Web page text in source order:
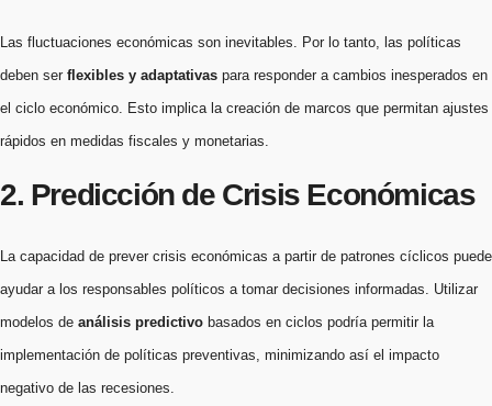
Las fluctuaciones económicas son inevitables. Por lo tanto, las políticas
deben ser flexibles y adaptativas para responder a cambios inesperados en
el ciclo económico. Esto implica la creación de marcos que permitan ajustes
rápidos en medidas fiscales y monetarias.
2. Predicción de Crisis Económicas
La capacidad de prever crisis económicas a partir de patrones cíclicos puede
ayudar a los responsables políticos a tomar decisiones informadas. Utilizar
modelos de análisis predictivo basados en ciclos podría permitir la
implementación de políticas preventivas, minimizando así el impacto
negativo de las recesiones.